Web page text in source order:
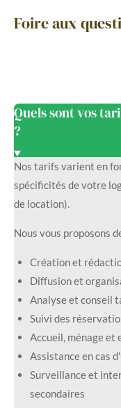
Foire aux
Quels sont vos
?
Nos tarifs varient en
spécificités de votre
de location).
Nous vous proposons
Création et
Diffusion et
Analyse et conseil
Suivi des
Accueil, ménage et
Assistance en cas
Surveillance et
secondaires